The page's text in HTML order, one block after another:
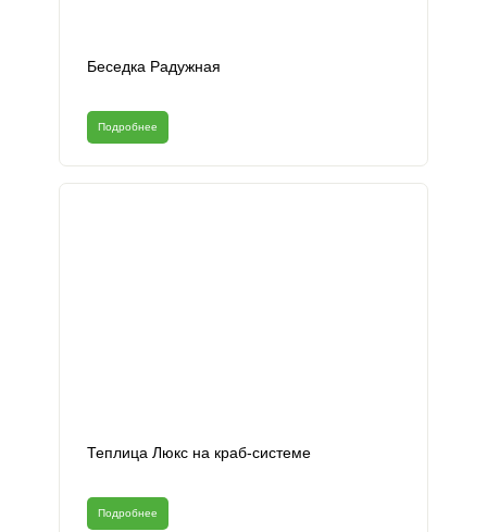
Беседка Радужная
Подробнее
Теплица Люкс на краб-системе
Подробнее